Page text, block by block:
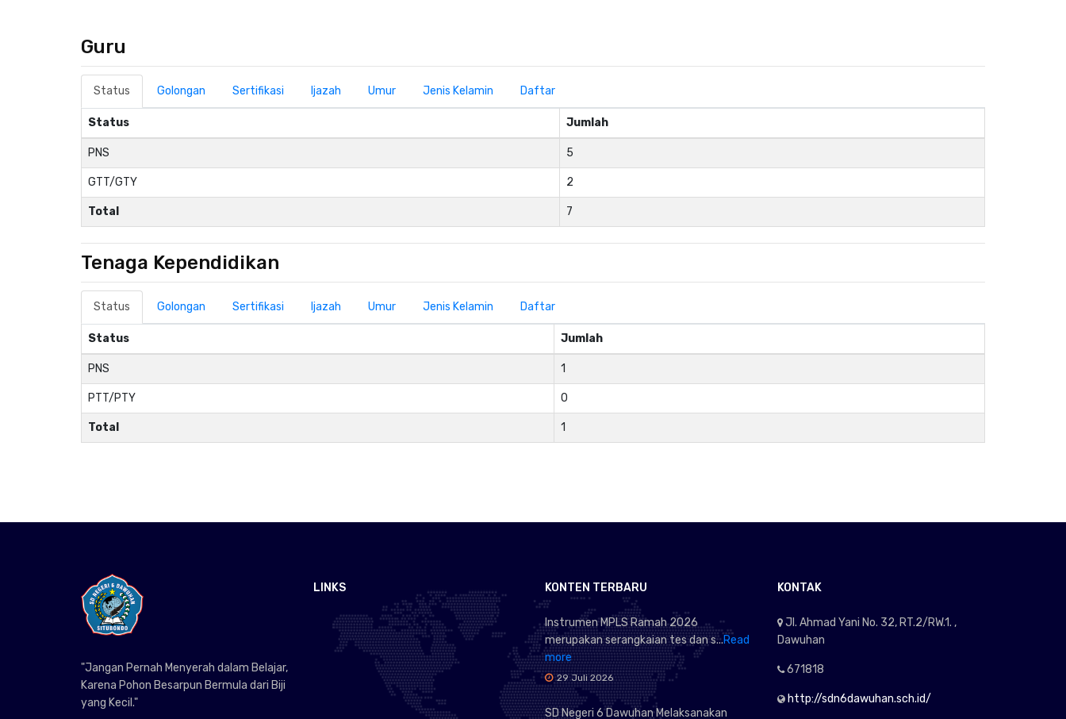
Guru
Status Golongan Sertifikasi Ijazah Umur Jenis Kelamin Daftar
Status Jumlah
PNS 5
GTT/GTY 2
Total 7
Tenaga Kependidikan
Status Golongan Sertifikasi Ijazah Umur Jenis Kelamin Daftar
Status Jumlah
PNS 1
PTT/PTY 0
Total 1
"Jangan Pernah Menyerah dalam Belajar,
Karena Pohon Besarpun Bermula dari Biji
yang Kecil."
LINKS KONTEN TERBARU
Instrumen MPLS Ramah 2026
merupakan serangkaian tes dan s...Read
more
29 Juli 2026
SD Negeri 6 Dawuhan Melaksanakan
KONTAK
Jl. Ahmad Yani No. 32, RT.2/RW.1. ,
Dawuhan
671818
http://sdn6dawuhan.sch.id/